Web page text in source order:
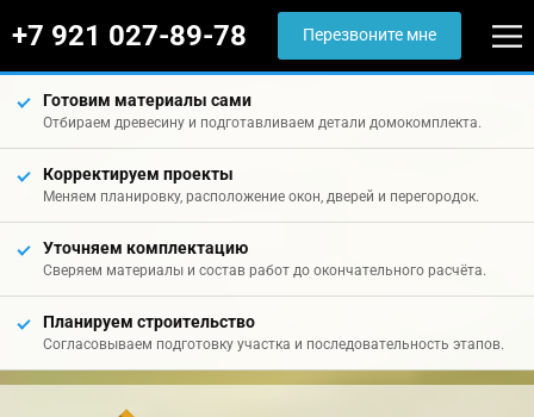
+7 921 027-89-78 Перезвоните мне
Готовим материалы сами
Отбираем древесину и подготавливаем детали домокомплекта.
Корректируем проекты
Меняем планировку, расположение окон, дверей и перегородок.
Уточняем комплектацию
Сверяем материалы и состав работ до окончательного расчёта.
Планируем строительство
Согласовываем подготовку участка и последовательность этапов.